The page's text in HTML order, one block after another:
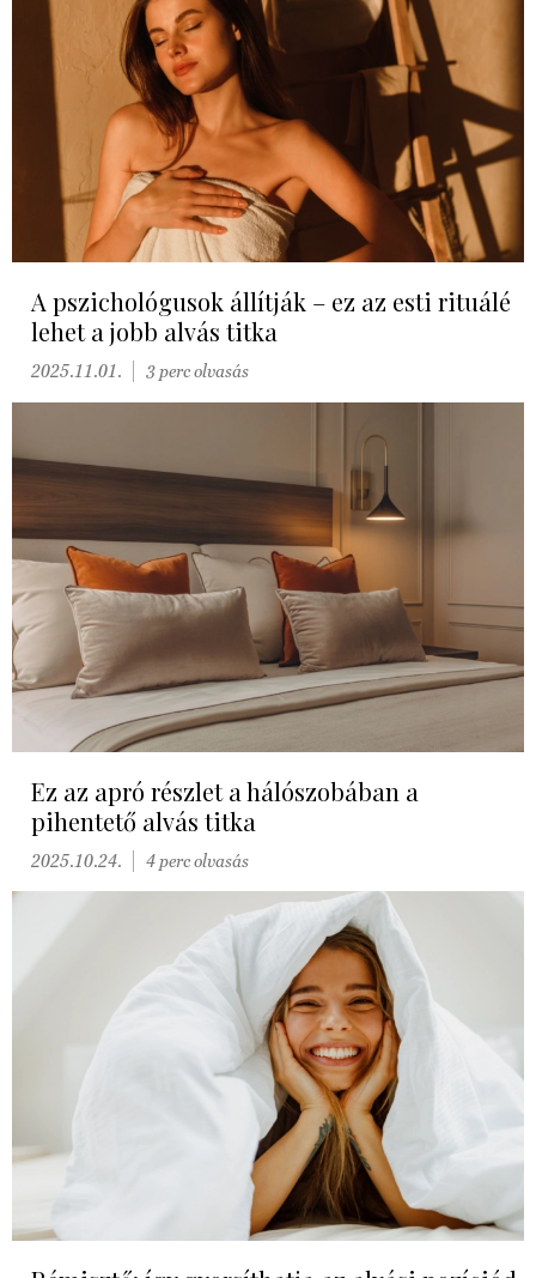
A pszichológusok állítják – ez az esti rituálé
lehet a jobb alvás titka
2025.11.01. 3 perc olvasás
Ez az apró részlet a hálószobában a
pihentető alvás titka
2025.10.24. 4 perc olvasás